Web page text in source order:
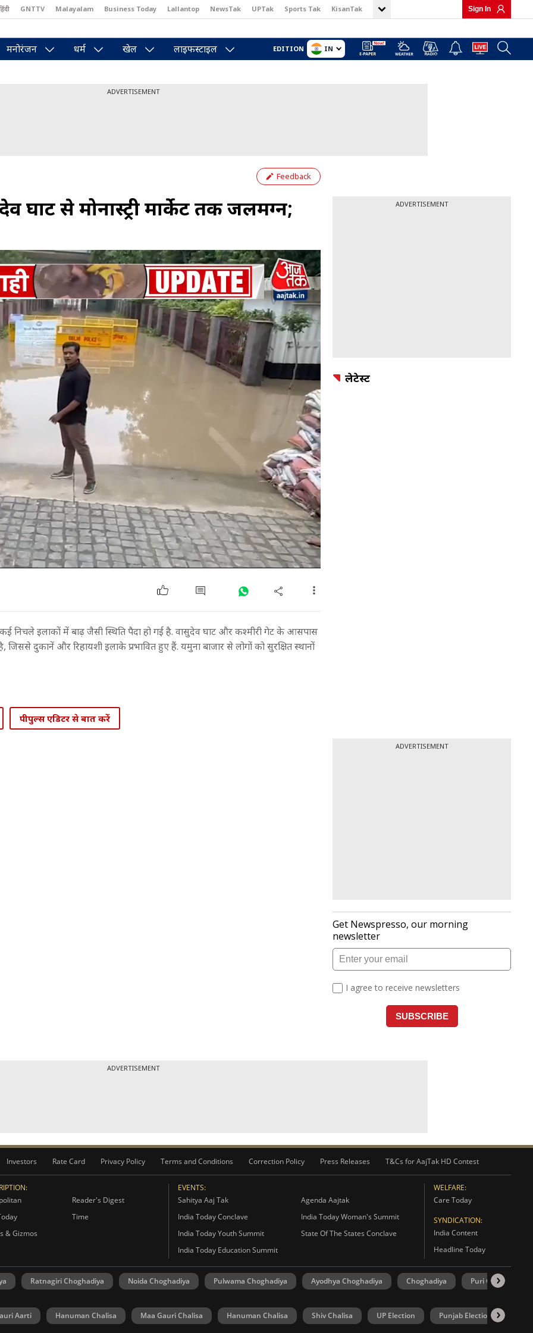
GNTTV Malayalam Business Today Lallantop NewsTak UPTak Sports Tak KisanTak Sign In
मनोरंजन धर्म खेल लाइफस्टाइल EDITION IN
ADVERTISEMENT
Feedback
घाट से मोनास्ट्री मार्केट तक जलमग्न;
निचले इलाकों में बाढ़ जैसी स्थिति पैदा हो गई है. वासुदेव घाट और कश्मीरी गेट के आसपास
जिससे दुकानें और रिहायशी इलाके प्रभावित हुए हैं. यमुना बाजार से लोगों को सुरक्षित स्थानों
पीपुल्स एडिटर से बात करें
ADVERTISEMENT
लेटेस्ट
ADVERTISEMENT
ADVERTISEMENT
Investors Rate Card Privacy Policy Terms and Conditions Correction Policy Press Releases T&Cs for AajTak HD Contest
Reader's Digest
Time
& Gizmos
EVENTS:
Sahitya Aaj Tak
Agenda Aajtak
India Today Conclave
India Today Woman's Summit
India Today Youth Summit
State Of The States Conclave
India Today Education Summit
WELFARE:
Care Today
SYNDICATION:
India Content
Headline Today
Ratnagiri Choghadiya Noida Choghadiya Pulwama Choghadiya Ayodhya Choghadiya Choghadiya Puri Choghadiya
Aarti Hanuman Chalisa Maa Gauri Chalisa Hanuman Chalisa Shiv Chalisa UP Election Punjab Election